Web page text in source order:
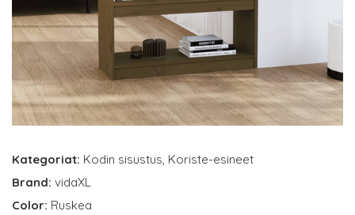
Kategoriat: Kodin sisustus, Koriste-esineet
Brand: vidaXL
Color: Ruskea